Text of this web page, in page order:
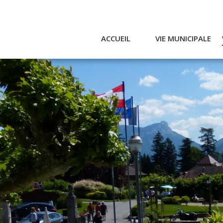
ACCUEIL VIE MUNICIPALE
Actualités et agenda
Conseil municipal
Réglementaires
Services municipaux
Intercommunalité
Bulletin communal
CCAS
Enfance
Emplois / Marchés
Finances